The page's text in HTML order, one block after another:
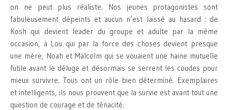
on ne peut plus réaliste. Nos jeunes protagonistes sont
fabuleusement dépeints et aucun n’est laissé au hasard : de
Kosh qui devient leader du groupe et adulte par la même
occasion, à Lou qui par la force des choses devient presque
une mère, Noah et Malcolm qui se vouaient une haine mutuelle
futile avant le déluge et désormais se serrent les coudes pour
mieux survivre. Tous ont un rôle bien déterminé. Exemplaires
et intelligents, ils nous prouvent que la survie est avant tout une
question de courage et de ténacité.